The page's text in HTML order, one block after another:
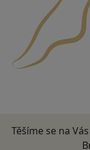
Těšíme se na